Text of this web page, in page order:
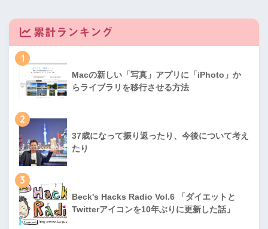
累計ランキング
1
Macの新しい「写真」アプリに「iPhoto」か
らライブラリを移行させる方法
2
37歳になって振り返ったり、今後について考え
たり
3
Beck's Hacks Radio Vol.6 「ダイエットと
Twitterアイコンを10年ぶりに更新した話」